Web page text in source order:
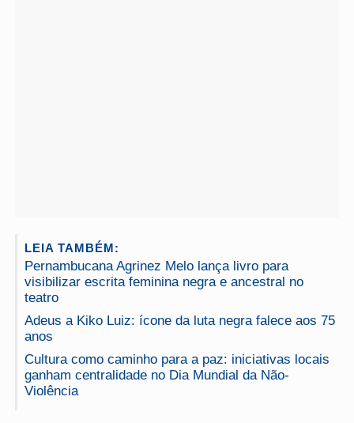
LEIA TAMBÉM:
Pernambucana Agrinez Melo lança livro para
visibilizar escrita feminina negra e ancestral no
teatro
Adeus a Kiko Luiz: ícone da luta negra falece aos 75
anos
Cultura como caminho para a paz: iniciativas locais
ganham centralidade no Dia Mundial da Não-
Violência